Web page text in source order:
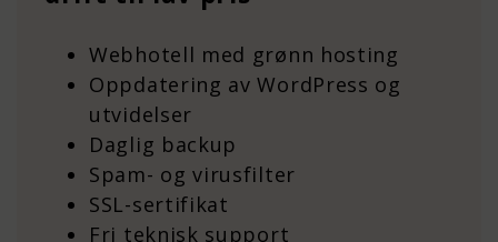
Webhotell med grønn hosting
Oppdatering av WordPress og
utvidelser
Daglig backup
Spam- og virusfilter
SSL-sertifikat
Fri teknisk support